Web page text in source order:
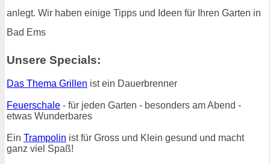
anlegt. Wir haben einige Tipps und Ideen für Ihren Garten in
Bad Ems
Unsere Specials:
Das Thema Grillen ist ein Dauerbrenner
Feuerschale - für jeden Garten - besonders am Abend -
etwas Wunderbares
Ein Trampolin ist für Gross und Klein gesund und macht
ganz viel Spaß!